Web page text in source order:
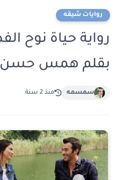
روايات شيقه
بقلم همس حسن
سمسمه منذ 2 سنة